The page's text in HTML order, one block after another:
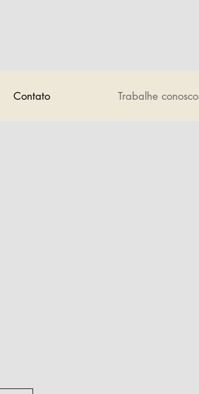
Contato Trabalhe conosco